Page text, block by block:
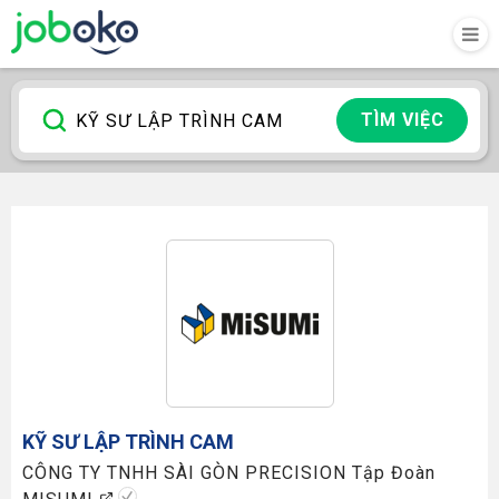
TÌM VIỆC
KỸ SƯ LẬP TRÌNH CAM
CÔNG TY TNHH SÀI GÒN PRECISION Tập Đoàn